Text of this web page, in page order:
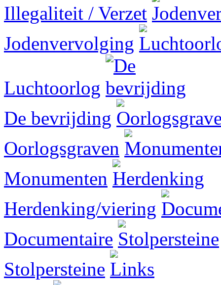
Illegaliteit / Verzet
Jodenvervolging
Luchtoorlog
De bevrijding
Oorlogsgraven
Monumenten
Herdenking/viering
Documentaire
Stolpersteine